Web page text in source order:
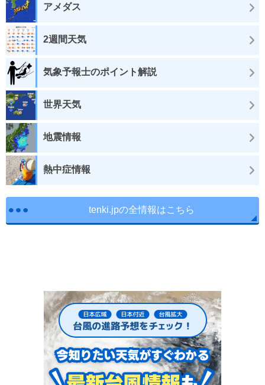
アメダス
2週間天気
気象予報士のポイント解説
世界天気
地震情報
熱中症情報
tenki.jpの全情報はこちら